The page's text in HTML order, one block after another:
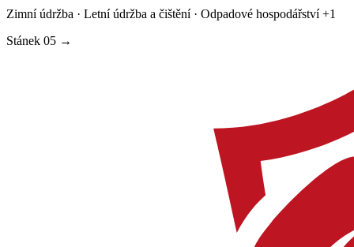
Zimní údržba · Letní údržba a čištění · Odpadové hospodářství+1
Stánek 05 →